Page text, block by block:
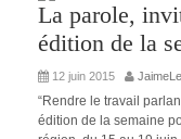
La parole,
édition de la
12 juin 2015
“Rendre le travail
édition de la semaine